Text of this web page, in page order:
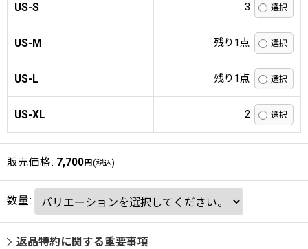
US-S 3
US-M 残り1点
US-L 残り1点
US-XL 2
販売価格: 7,700円 (税込)
数量:
返品特約に関する重要事項